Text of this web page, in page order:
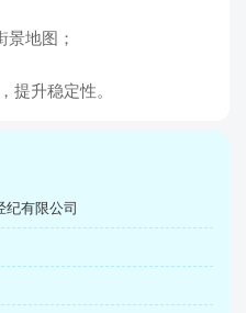
地图；
提升稳定性。
纪有限公司